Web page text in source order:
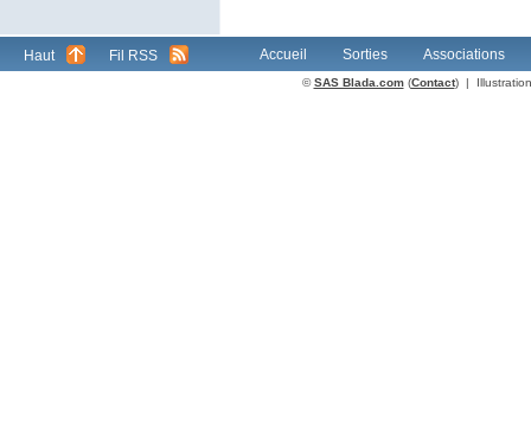
Haut Fil RSS Accueil Sorties Associations
©SAS Blada.com(Contact) |